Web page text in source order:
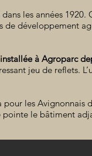
les années
développement
installée à Agroparc
jeu de reflets.
les
le bâtiment